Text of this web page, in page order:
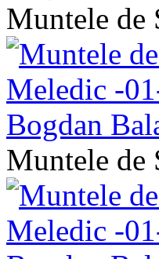
Muntele de
Muntele de